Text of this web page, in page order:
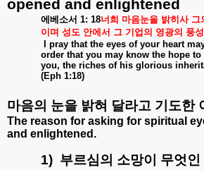
opened and enlightened
에베소서 1: 18너희 마음눈을 밝히사 그
이며 성도 안에서 그 기업의 영광의 풍성
I pray that the eyes of your heart
order that you may know the hope
you, the riches of his glorious
(Eph 1:18)
마음의 눈을 밝혀 달라고 기도한
The reason for asking for spiritual
and enlightened.
1) 부르심의 소망이 무엇인